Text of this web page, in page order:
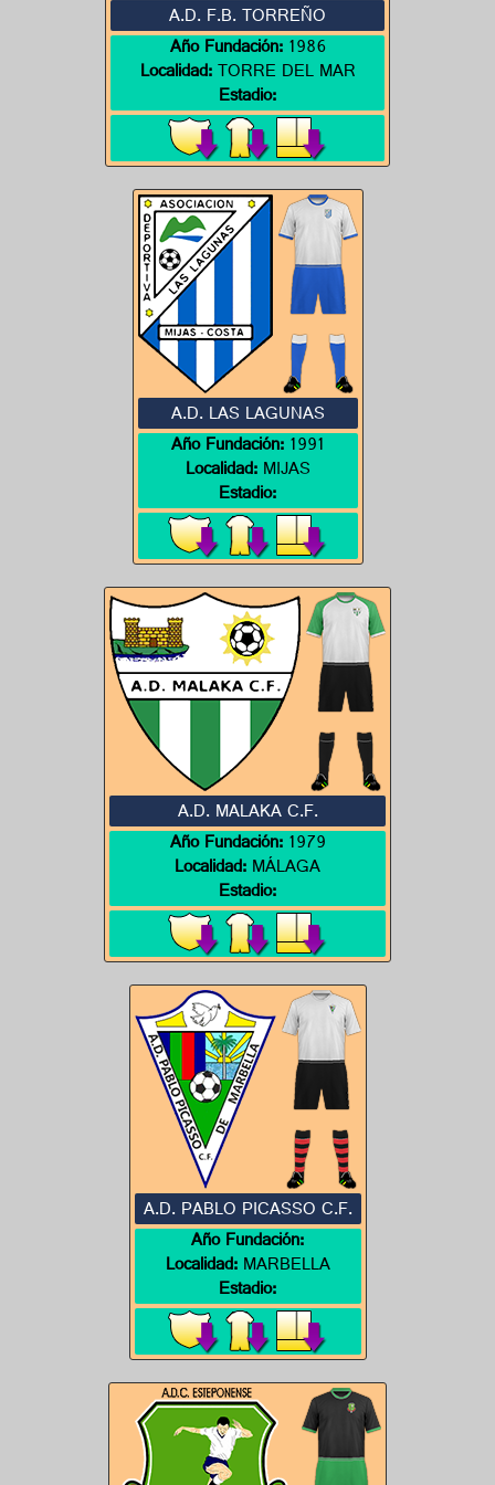
A.D. F.B. TORREÑO
Año Fundación:1986
Localidad:TORRE DEL MAR
Estadio:
A.D. LAS LAGUNAS
Año Fundación:1991
Localidad:MIJAS
Estadio:
A.D. MALAKA C.F.
Año Fundación:1979
Localidad:MÁLAGA
Estadio:
A.D. PABLO PICASSO C.F.
Año Fundación:
Localidad:MARBELLA
Estadio: